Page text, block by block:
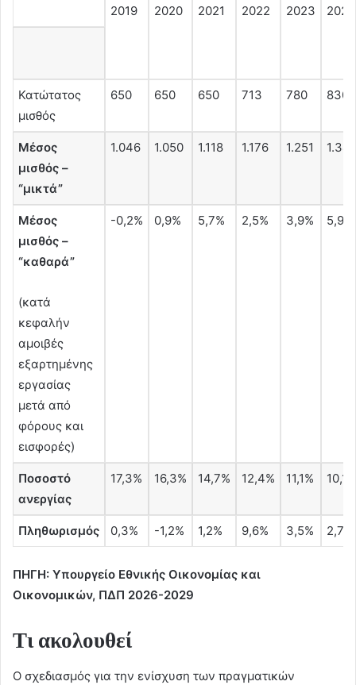
2019 2020 2021 2022 2023 2024
Κατώτατος
μισθός
650 650 650 713 780 830
Μέσος
μισθός –
“μικτά”
1.046 1.050 1.118 1.176 1.251
Μέσος
μισθός –
“καθαρά”
(κατά
κεφαλήν
αμοιβές
εξαρτημένης
εργασίας
μετά από
φόρους και
εισφορές)
-0,2% 0,9% 5,7% 2,5% 3,9% 5,9%
Ποσοστό
ανεργίας
17,3% 16,3% 14,7% 12,4% 11,1% 10,1%
Πληθωρισμός 0,3% -1,2% 1,2% 9,6% 3,5% 2,7%
ΠΗΓΗ: Υπουργείο Εθνικής Οικονομίας και
Οικονομικών, ΠΔΠ 2026-2029
Τι ακολουθεί
Ο σχεδιασμός για την ενίσχυση των πραγματικών